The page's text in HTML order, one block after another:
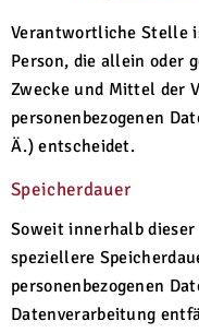
Verantwortliche Stelle
Person, die allein oder
Zwecke und Mittel der
personenbezogenen
Ä.) entscheidet.
Speicherdauer
Soweit innerhalb
speziellere
personenbezogenen
Datenverarbeitung